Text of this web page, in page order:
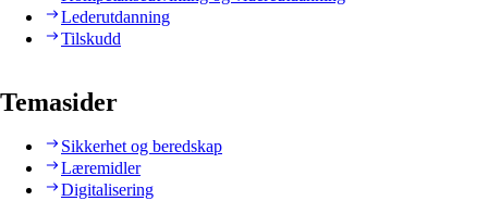
Lederutdanning
Tilskudd
Temasider
Sikkerhet og beredskap
Læremidler
Digitalisering